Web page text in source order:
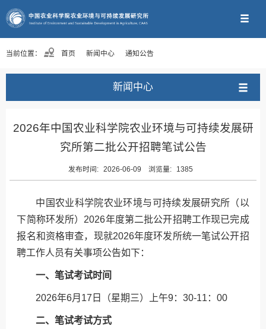
当前位置： 首页 新闻中心 通知公告
新闻中心
2026年中国农业科学院农业环境与可持续发展研
究所第二批公开招聘笔试公告
发布时间: 2026-06-09 浏览量: 1385
中国农业科学院农业环境与可持续发展研究所（以
下简称环发所）2026年度第二批公开招聘工作现已完成
报名和资格审查，现就2026年度环发所统一笔试公开招
聘工作人员有关事项公告如下：
一、笔试考试时间
2026年6月17日（星期三）上午9：30-11：00
二、笔试考试方式